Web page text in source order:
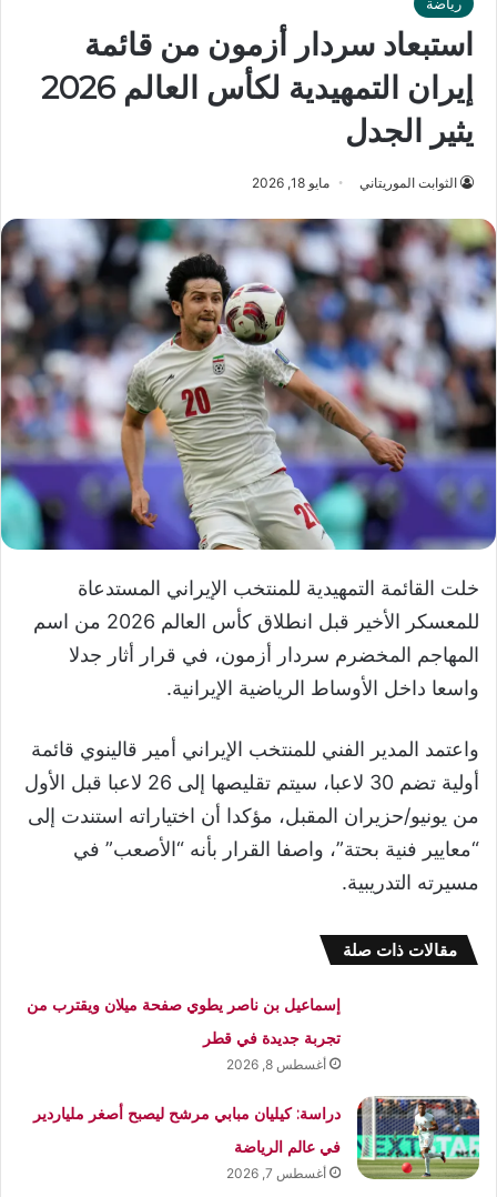
استبعاد سردار أزمون من قائمة
إيران التمهيدية لكأس العالم 2026
يثير الجدل
الثوابت الموريتاني مايو 18, 2026
خلت القائمة التمهيدية للمنتخب الإيراني المستدعاة
للمعسكر الأخير قبل انطلاق كأس العالم 2026 من اسم
المهاجم المخضرم سردار أزمون، في قرار أثار جدلا
واسعا داخل الأوساط الرياضية الإيرانية.
واعتمد المدير الفني للمنتخب الإيراني أمير قالينوي قائمة
أولية تضم 30 لاعبا، سيتم تقليصها إلى 26 لاعبا قبل الأول
من يونيو/حزيران المقبل، مؤكدا أن اختياراته استندت إلى
“معايير فنية بحتة”، واصفا القرار بأنه “الأصعب” في
مسيرته التدريبية.
مقالات ذات صلة
إسماعيل بن ناصر يطوي صفحة ميلان ويقترب من
تجربة جديدة في قطر
أغسطس 8, 2026
دراسة: كيليان مبابي مرشح ليصبح أصغر ملياردير
في عالم الرياضة
أغسطس 7, 2026